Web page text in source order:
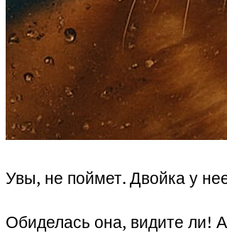
Увы, не поймет. Двойка у
Обиделась она, видите ли!